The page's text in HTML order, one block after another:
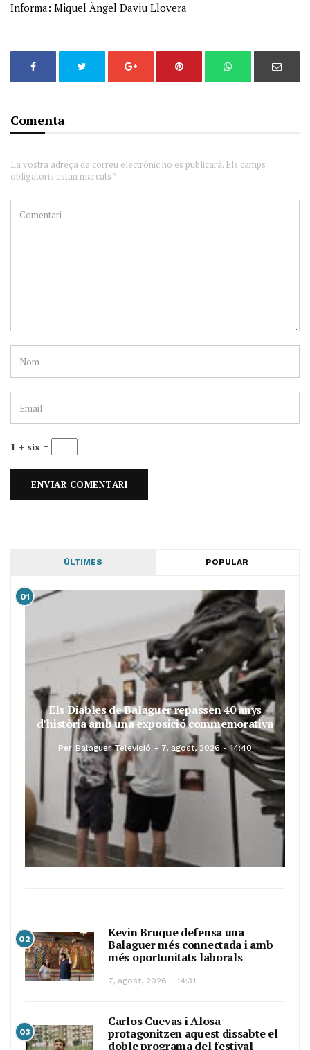
Informa: Miquel Àngel Daviu Llovera
Comenta
La vostra adreça de correu electrònic no es publicarà. Els camps
obligatoris estan marcats *
1 + six =
ÚLTIMES POPULAR
01
Els Diables de Balaguer repassen 40 anys
d’història amb una exposició commemorativa
Per Balaguer Televisió 7, agost, 2026 - 14:40
02
Kevin Bruque defensa una
Balaguer més connectada i amb
més oportunitats laborals
7, agost, 2026 - 14:31
03
Carlos Cuevas i Alosa
protagonitzen aquest dissabte el
doble programa del festival